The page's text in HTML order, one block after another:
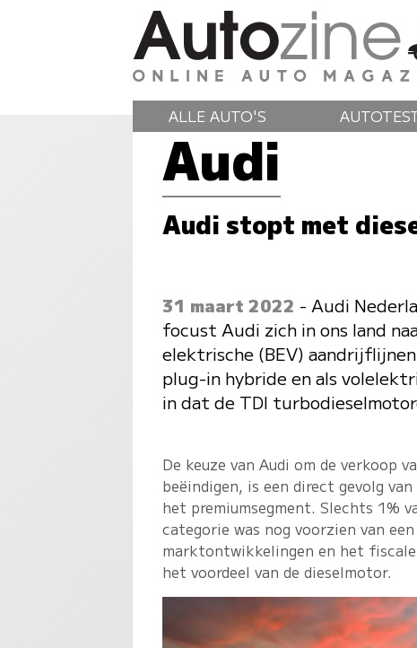
ALLE AUTO'S
Audi
Audi stopt met
31 maart 2022 - Audi
focust Audi zich in ons land
elektrische (BEV)
plug-in hybride en als
in dat de TDI
De keuze van Audi om de verkoop
beëindigen, is een direct gevolg
het premiumsegment. Slechts 1%
categorie was nog voorzien van
marktontwikkelingen en het
het voordeel van de dieselmotor.